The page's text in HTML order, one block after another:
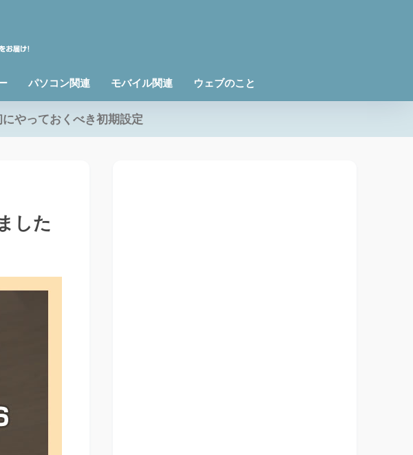
パソコン関連 モバイル関連 ウェブのこと
やっておくべき初期設定
した